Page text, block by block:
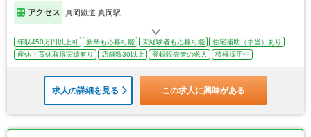
アクセス 真岡鐵道 真岡駅
年収450万円以上可 新卒も応募可能 未経験者も応募可能
住宅補助（手当）あり
産休・育休取得実績有り
店舗数30以上 登録販売者の求人 積極採用中
求人の詳細を見る この求人に興味がある